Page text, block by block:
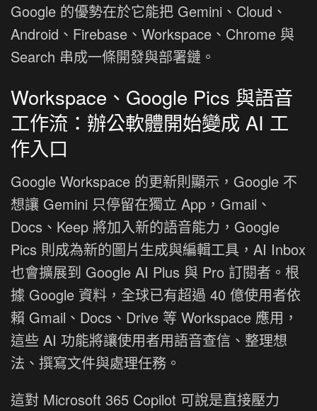
Google 的優勢在於它能把 Gemini、Cloud、
Android、Firebase、Workspace、Chrome 與
Search 串成一條開發與部署鏈。
Workspace、Google Pics 與語音
工作流：辦公軟體開始變成 AI 工
作入口
Google Workspace 的更新則顯示，Google 不
想讓 Gemini 只停留在獨立 App，Gmail、
Docs、Keep 將加入新的語音能力，Google
Pics 則成為新的圖片生成與編輯工具，AI Inbox
也會擴展到 Google AI Plus 與 Pro 訂閱者。根
據 Google 資料，全球已有超過 40 億使用者依
賴 Gmail、Docs、Drive 等 Workspace 應用，
這些 AI 功能將讓使用者用語音查信、整理想
法、撰寫文件與處理任務。
這對 Microsoft 365 Copilot 可說是直接壓力